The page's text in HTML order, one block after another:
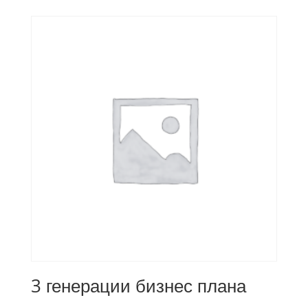
3 генерации бизнес плана